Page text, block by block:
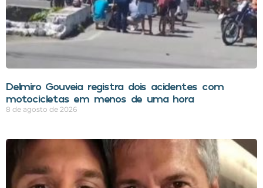
Delmiro Gouveia registra dois acidentes com
motocicletas em menos de uma hora
8 de agosto de 2026